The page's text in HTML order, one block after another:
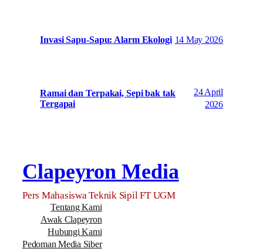
Invasi Sapu-Sapu: Alarm Ekologi 14 May 2026
Ramai dan Terpakai, Sepi bak tak
Tergapai
24 April
2026
Clapeyron Media
Pers Mahasiswa Teknik Sipil FT UGM
Tentang Kami
Awak Clapeyron
Hubungi Kami
Pedoman Media Siber